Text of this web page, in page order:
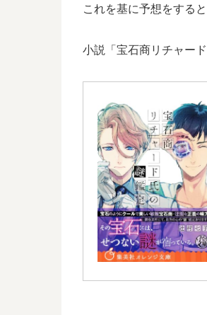
これを基に予想をする
小説「宝石商リチャー